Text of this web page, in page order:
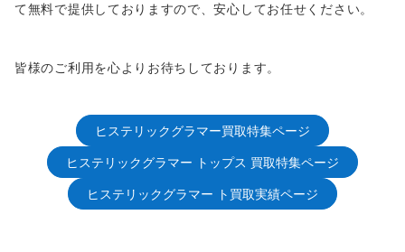
て無料で提供しておりますので、安心してお任せください。
皆様のご利用を心よりお待ちしております。
ヒステリックグラマー買取特集ページ
ヒステリックグラマー トップス 買取特集ページ
ヒステリックグラマー ト買取実績ページ